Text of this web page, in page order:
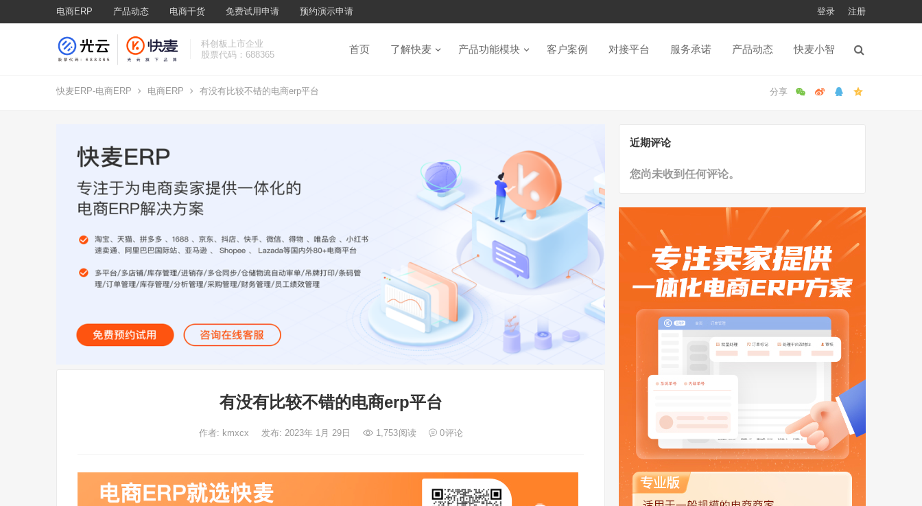
电商ERP 产品动态 电商干货 免费试用申请 预约演示申请 登录 注册
科创板上市企业
股票代码：688365
首页 了解快麦 产品功能模块 客户案例 对接平台 服务承诺 产品动态 快麦小智
快麦ERP-电商ERP 电商ERP 有没有比较不错的电商erp平台
有没有比较不错的电商erp平台
作者: kmxcx 发布: 2023年 1月 29日 1,753阅读 0评论
近期评论
您尚未收到任何评论。